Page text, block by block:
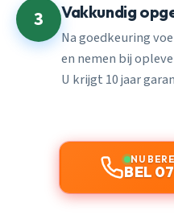
3 Vakkundig
Na goedkeuring
en nemen bij
U krijgt 10 jaar
NU
BEL